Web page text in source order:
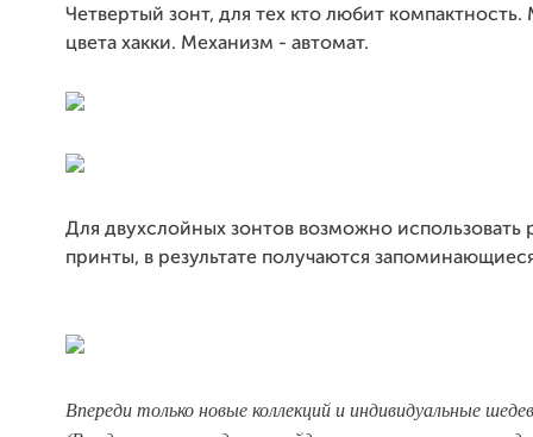
Четвертый зонт, для тех кто любит компактность.
цвета хакки. Механизм - автомат.
Для двухслойных зонтов возможно использовать
принты, в результате получаются
Впереди только новые коллекций и индивидуальные